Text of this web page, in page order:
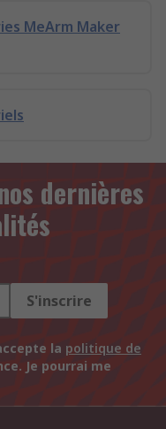
MeArm Maker
dernières
S'inscrire
la politique de
Je pourrai me